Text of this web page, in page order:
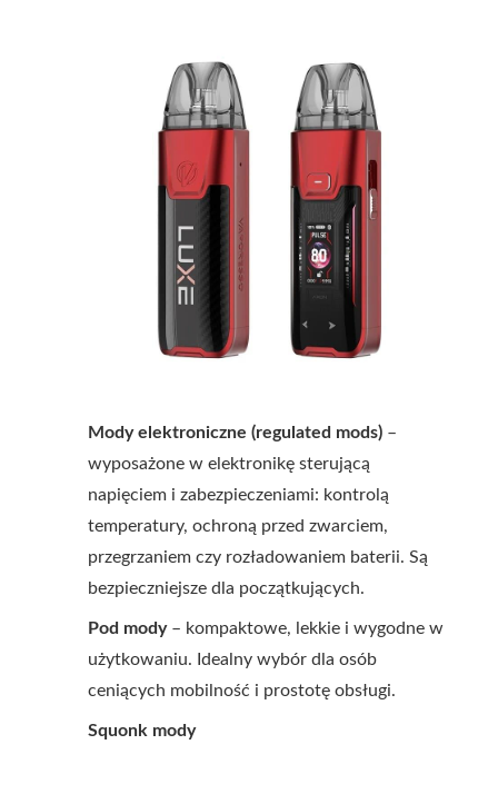
Mody elektroniczne (regulated mods) –
wyposażone w elektronikę sterującą
napięciem i zabezpieczeniami: kontrolą
temperatury, ochroną przed zwarciem,
przegrzaniem czy rozładowaniem baterii. Są
bezpieczniejsze dla początkujących.
Pod mody– kompaktowe, lekkie i wygodne w
użytkowaniu. Idealny wybór dla osób
ceniących mobilność i prostotę obsługi.
Squonk mody